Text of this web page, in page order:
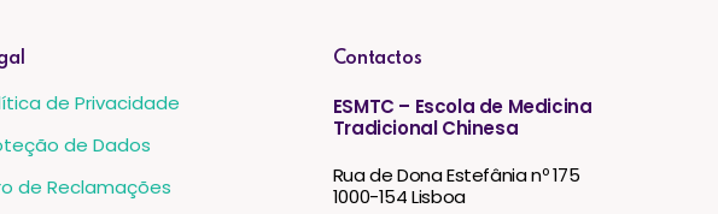
de Privacidade
de Dados
de Reclamações
Contactos
ESMTC – Escola de Medicina
Tradicional Chinesa
Rua de Dona Estefânia nº 175
1000-154 Lisboa